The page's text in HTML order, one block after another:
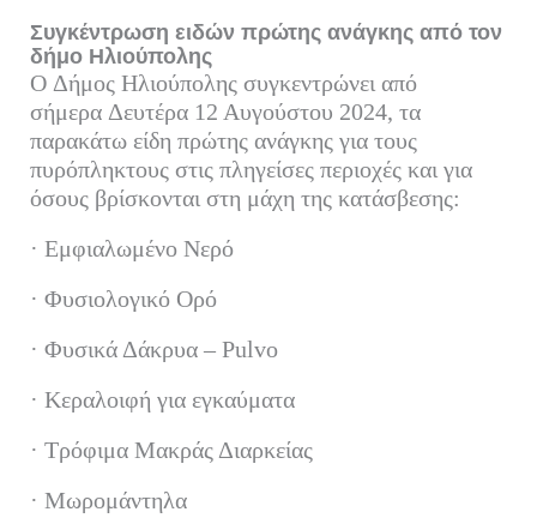
Συγκέντρωση ειδών πρώτης ανάγκης από τον
δήμο Ηλιούπολης
O Δήμος Ηλιούπολης συγκεντρώνει από
σήμερα Δευτέρα 12 Αυγούστου 2024, τα
παρακάτω είδη πρώτης ανάγκης για τους
πυρόπληκτους στις πληγείσες περιοχές και για
όσους βρίσκονται στη μάχη της κατάσβεσης:
· Εμφιαλωμένο Νερό
· Φυσιολογικό Ορό
· Φυσικά Δάκρυα – Pulvo
· Κεραλοιφή για εγκαύματα
· Τρόφιμα Μακράς Διαρκείας
· Μωρομάντηλα